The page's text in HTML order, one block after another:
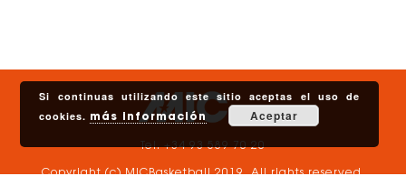
Tel. +34 93 589 70 20
Copyright (c) MICBasketball 2019. All rights reserved.
Si continuas utilizando este sitio aceptas el uso de
cookies. más información Aceptar